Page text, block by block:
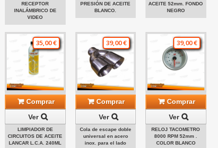
RECEPTOR
INALÁMBRICO DE
VIDEO
PRESIÓN DE ACEITE
BLANCO.
ACEITE 52mm. FONDO
NEGRO
35,00 €
Comprar
Ver
LIMPIADOR DE
CIRCUITOS DE ACEITE
LANCAR L.C.A. 240ML
39,00 €
Comprar
Ver
Cola de escape doble
universal en acero
inox. para el lado
39,00 €
Comprar
Ver
RELOJ TACOMETRO
8000 RPM 52mm .
COLOR BLANCO